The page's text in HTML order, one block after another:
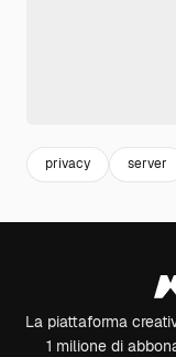
privacy server
La piattaforma
1 milione di